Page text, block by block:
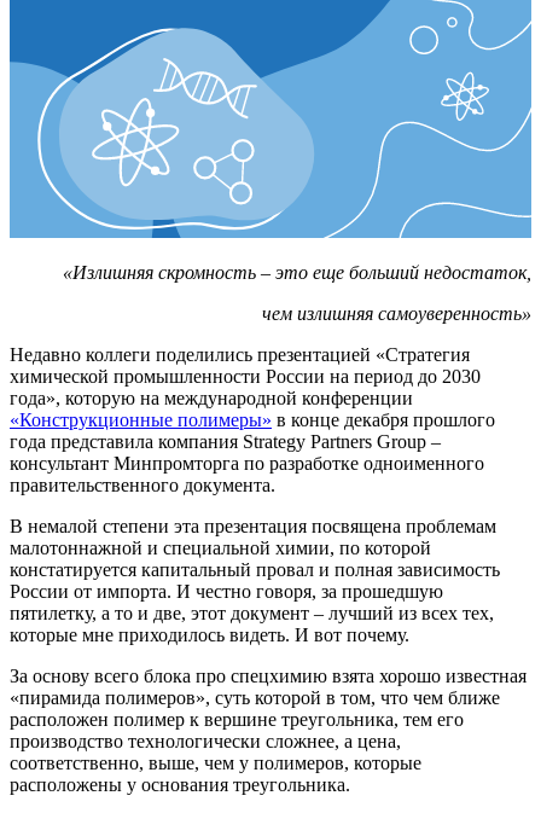
«Излишняя скромность – это еще больший недостаток,
чем излишняя самоуверенность»
Недавно коллеги поделились презентацией «Стратегия
химической промышленности России на период до 2030
года», которую на международной конференции
«Конструкционные полимеры» в конце декабря прошлого
года представила компания Strategy Partners Group –
консультант Минпромторга по разработке одноименного
правительственного документа.
В немалой степени эта презентация посвящена проблемам
малотоннажной и специальной химии, по которой
констатируется капитальный провал и полная зависимость
России от импорта. И честно говоря, за прошедшую
пятилетку, а то и две, этот документ – лучший из всех тех,
которые мне приходилось видеть. И вот почему.
За основу всего блока про спецхимию взята хорошо известная
«пирамида полимеров», суть которой в том, что чем ближе
расположен полимер к вершине треугольника, тем его
производство технологически сложнее, а цена,
соответственно, выше, чем у полимеров, которые
расположены у основания треугольника.